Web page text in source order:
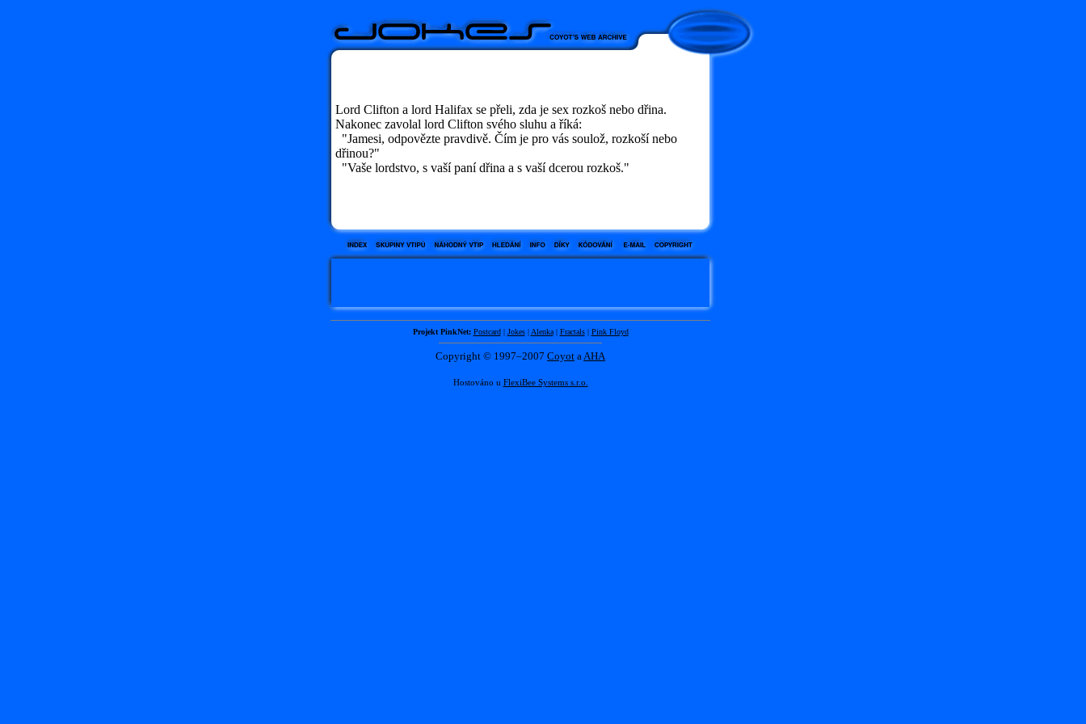
Lord Clifton a lord Halifax se přeli, zda je sex rozkoš nebo dřina.
Nakonec zavolal lord Clifton svého sluhu a říká:
"Jamesi, odpovězte pravdivě. Čím je pro vás soulož, rozkoší nebo
dřinou?"
"Vaše lordstvo, s vaší paní dřina a s vaší dcerou rozkoš."
Projekt PinkNet: Postcard| Jokes| Alenka| Fractals| Pink Floyd
Copyright © 1997–2007 Coyot aAHA
Hostováno u FlexiBee Systems s.r.o.